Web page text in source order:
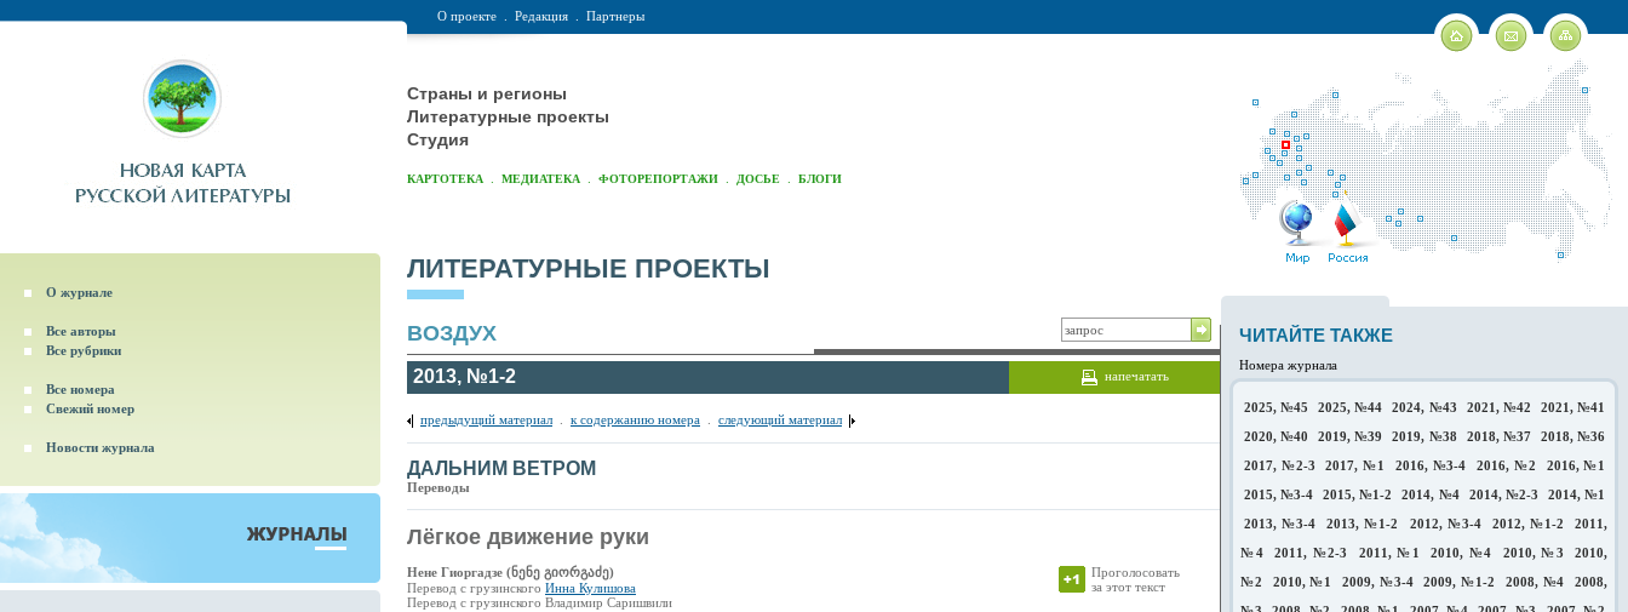
О проекте Редакция Партнеры
Страны и регионы
Литературные проекты
Студия
КАРТОТЕКА МЕДИАТЕКА ФОТОРЕПОРТАЖИ ДОСЬЕ БЛОГИ
О журнале
Все авторы
Все рубрики
Все номера
Свежий номер
Новости журнала
ЛИТЕРАТУРНЫЕ ПРОЕКТЫ
ВОЗДУХ
2013, №1-2 напечатать
предыдущий материал к содержанию номера следующий материал
ДАЛЬНИМ ВЕТРОМ
Переводы
Лёгкое движение руки
Нене Гиоргадзе (ნენე გიორგაძე)
Перевод с грузинского Инна Кулишова
Перевод с грузинского Владимир Саришвили
Проголосовать
за этот текст
ЧИТАЙТЕ ТАКЖЕ
Номера журнала
2025, №45 2025, №44 2024, №43 2021, №42
2021, №41
2020, №40
2019, №39 2019, №38 2018, №37
2018, №36
2017, №2-3
2017, №1 2016, №3-4 2016, №2
2016, №1
2015, №3-4
2015, №1-2 2014, №4 2014, №2-3
2014, №1
2013, №3-4
2013, №1-2 2012, №3-4 2012, №1-2
2011,
№4
2011, №2-3 2011, №1 2010, №4 2010, №3
2010,
№2
2010, №1 2009, №3-4 2009, №1-2 2008, №4
2008,